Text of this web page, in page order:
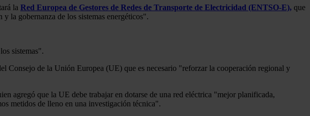
la Red Europea de Gestores de Redes de Transporte de Electricidad (ENTSO-E), que
la gobernanza de los sistemas energéticos".
sistemas".
Consejo de la Unión Europea (UE) que es necesario "reforzar la cooperación regional y
agregó que la UE debe trabajar en dotarse de una red eléctrica "mejor planificada,
metidos de lleno en una investigación técnica".